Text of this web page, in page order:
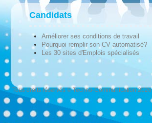
Candidats
Améliorer ses conditions de travail
Pourquoi remplir son CV automatisé?
Les 30 sites d'Emplois spécialisés
Tous droits réservés © Techno-Communication 2026